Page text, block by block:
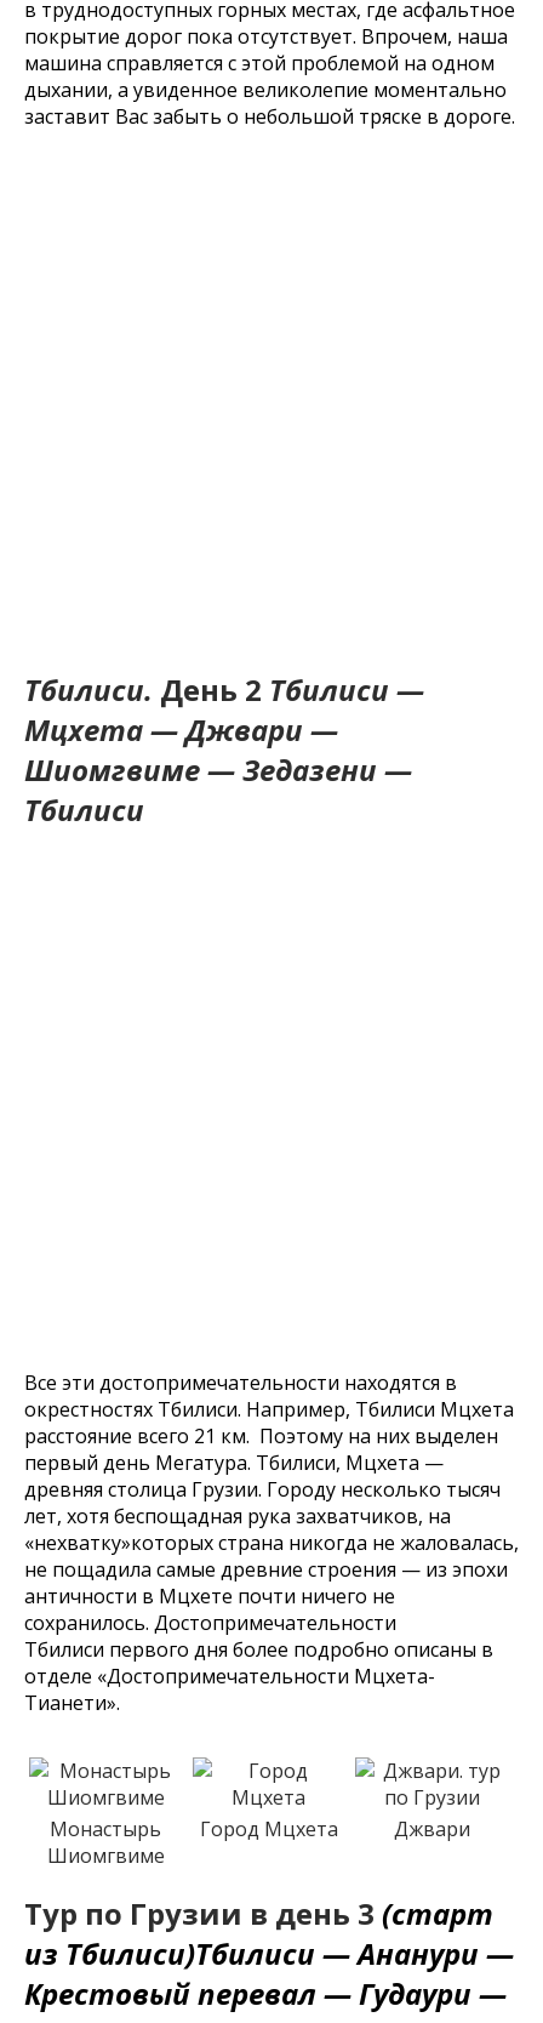
в труднодоступных горных местах, где асфальтное
покрытие дорог пока отсутствует. Впрочем, наша
машина справляется с этой проблемой на одном
дыхании, а увиденное великолепие моментально
заставит Вас забыть о небольшой тряске в дороге.
Тбилиси. День 2 Тбилиси —
Мцхета — Джвари —
Шиомгвиме — Зедазени —
Тбилиси
Все эти достопримечательности находятся в
окрестностях Тбилиси. Например, Тбилиси Мцхета
расстояние всего 21 км. Поэтому на них выделен
первый день Мегатура. Тбилиси, Мцхета —
древняя столица Грузии. Городу несколько тысяч
лет, хотя беспощадная рука захватчиков, на
«нехватку»которых страна никогда не жаловалась,
не пощадила самые древние строения — из эпохи
античности в Мцхете почти ничего не
сохранилось. Достопримечательности
Тбилиси первого дня более подробно описаны в
отделе «Достопримечательности Мцхета-
Тианети».
Монастырь
Шиомгвиме
Город Мцхета Джвари
Тур по Грузии в день 3 (старт
из Тбилиси)Тбилиси — Ананури —
Крестовый перевал — Гудаури —